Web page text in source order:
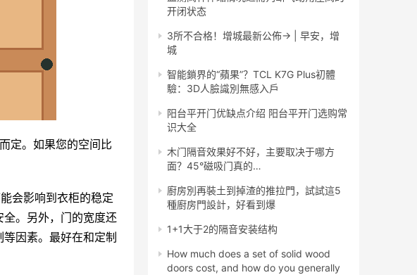
定。如果您的空间比
会影响到衣柜的稳定
。另外，门的宽度还
因素。最好在和定制
开闭状态
3所不合格！增城最新公佈→ | 早安，增
城
智能鎖界的“蘋果”？TCL K7G Plus初體
驗：3D人臉識別無感入戶
阳台平开门优缺点介绍 阳台平开门选购常
识大全
木门隔音效果好不好，主要取决于哪方
面？45°磁吸门真的…
廚房別再裝土到掉渣的推拉門，試試這5
種廚房門設計，好看到爆
1+1大于2的隔音安装结构
How much does a set of solid wood
doors cost, and how do you generally